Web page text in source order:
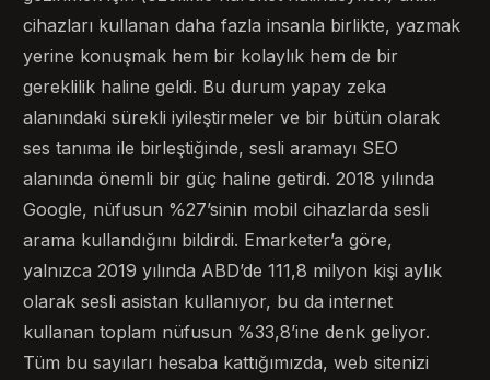
cihazları kullanan daha fazla insanla birlikte, yazmak
yerine konuşmak hem bir kolaylık hem de bir
gereklilik haline geldi. Bu durum yapay zeka
alanındaki sürekli iyileştirmeler ve bir bütün olarak
ses tanıma ile birleştiğinde, sesli aramayı SEO
alanında önemli bir güç haline getirdi. 2018 yılında
Google, nüfusun %27’sinin mobil cihazlarda sesli
arama kullandığını bildirdi. Emarketer’a göre,
yalnızca 2019 yılında ABD’de 111,8 milyon kişi aylık
olarak sesli asistan kullanıyor, bu da internet
kullanan toplam nüfusun %33,8’ine denk geliyor.
Tüm bu sayıları hesaba kattığımızda, web sitenizi